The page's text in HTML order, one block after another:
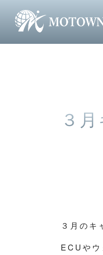
MOTOWN株式会社
３
３月のキ
ECUやウ